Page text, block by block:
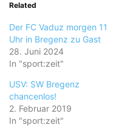
Related
Der FC Vaduz morgen 11
Uhr in Bregenz zu Gast
28. Juni 2024
In "sport:zeit"
USV: SW Bregenz
chancenlos!
2. Februar 2019
In "sport:zeit"